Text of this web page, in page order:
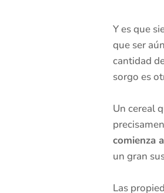
Y es que
que ser
cantidad
sorgo es
Un cereal
comienza
un gran
Las